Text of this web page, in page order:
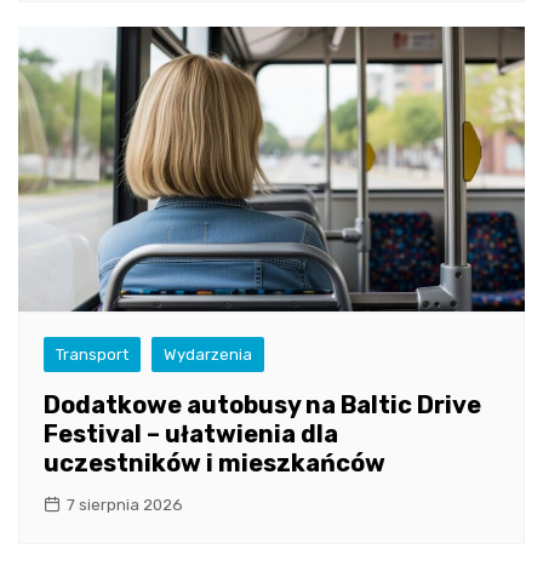
Transport Wydarzenia
Dodatkowe autobusy na Baltic Drive
Festival – ułatwienia dla
uczestników i mieszkańców
7 sierpnia 2026